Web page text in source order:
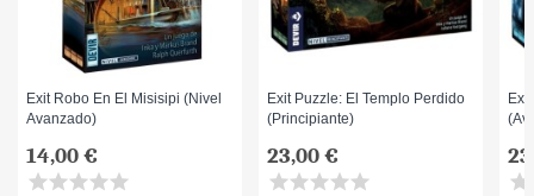
Exit Robo En El Misisipi (Nivel
Avanzado)
14,00 €
starstarstarstarstar
Exit Puzzle: El Templo Perdido
(Principiante)
23,00 €
starstarstarstarstar star